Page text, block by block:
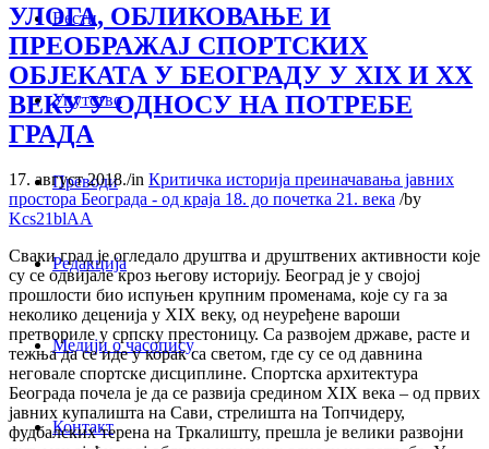
Вести
Упутство
Преводи
Редакција
Медији о часопису
Контакт
УЛОГА, ОБЛИКОВАЊЕ И
ПРЕОБРАЖАЈ СПОРТСКИХ
ОБЈЕКАТА У БЕОГРАДУ У XIX И XX
ВЕКУ У ОДНОСУ НА ПОТРЕБЕ
ГРАДА
17. август 2018./in Критичка историја преиначавања јавних
простора Београда - од краја 18. до почетка 21. века /by
Kcs21blAA
Сваки град је огледало друштва и друштвених активности које
су се одвијале кроз његову историју. Београд је у својој
прошлости био испуњен крупним променама, које су га за
неколико деценија у XIX веку, од неуређене вароши
претвориле у српску престоницу. Са развојем државе, расте и
тежња да се иде у корак са светом, где су се од давнина
неговале спортске дисциплине. Спортска архитектура
Београда почела је да се развија средином XIX века – oд првих
јавних купалишта на Сави, стрелишта на Топчидеру,
фудбалских терена на Тркалишту, прешла је велики развојни